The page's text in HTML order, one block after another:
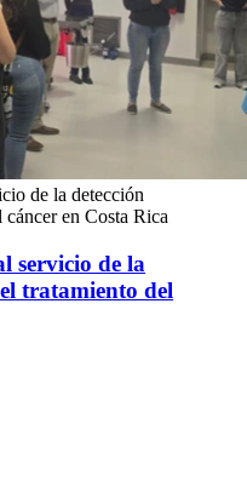
de la detección
en Costa Rica
servicio de la
tratamiento del